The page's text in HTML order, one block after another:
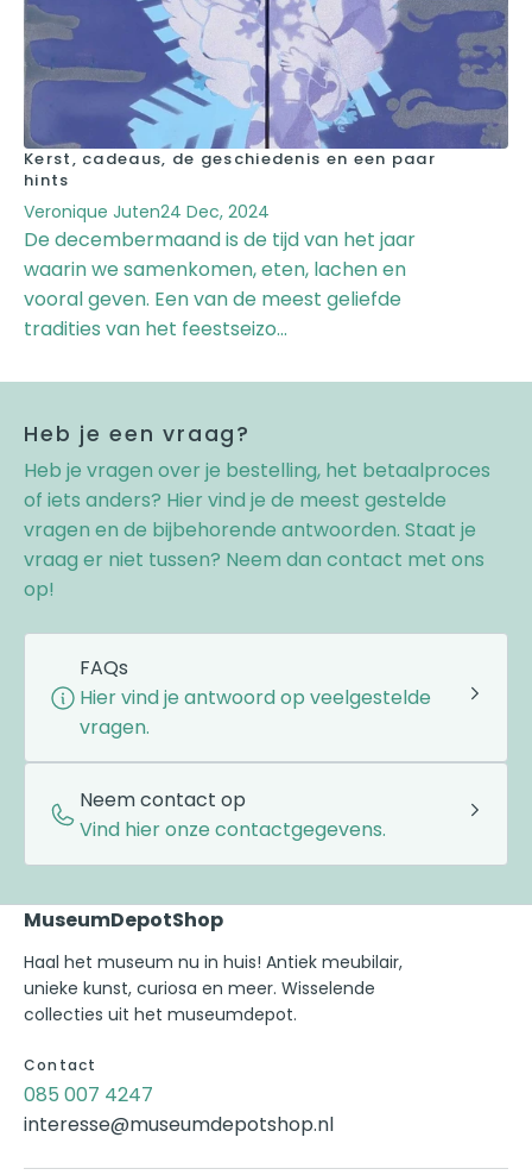
Kerst, cadeaus, de geschiedenis en een paar
hints
Veronique Juten24 Dec, 2024
De decembermaand is de tijd van het jaar
waarin we samenkomen, eten, lachen en
vooral geven. Een van de meest geliefde
tradities van het feestseizo...
Heb je een vraag?
Heb je vragen over je bestelling, het betaalproces
of iets anders? Hier vind je de meest gestelde
vragen en de bijbehorende antwoorden. Staat je
vraag er niet tussen? Neem dan contact met ons
op!
FAQs
Hier vind je antwoord op veelgestelde
vragen.
Neem contact op
Vind hier onze contactgegevens.
MuseumDepotShop
Haal het museum nu in huis! Antiek meubilair,
unieke kunst, curiosa en meer. Wisselende
collecties uit het museumdepot.
Contact
085 007 4247
interesse@museumdepotshop.nl